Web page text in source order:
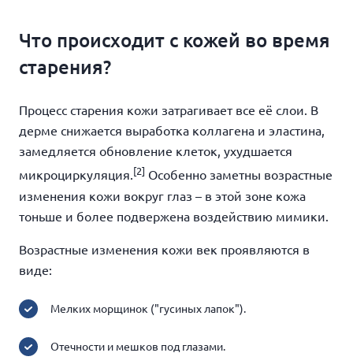
Что происходит с кожей во время
старения?
Процесс старения кожи затрагивает все её слои. В
дерме снижается выработка коллагена и эластина,
замедляется обновление клеток, ухудшается
микроциркуляция. [2] Особенно заметны возрастные
изменения кожи вокруг глаз – в этой зоне кожа
тоньше и более подвержена воздействию мимики.
Возрастные изменения кожи век проявляются в
виде:
Мелких морщинок ("гусиных лапок").
Отечности и мешков под глазами.